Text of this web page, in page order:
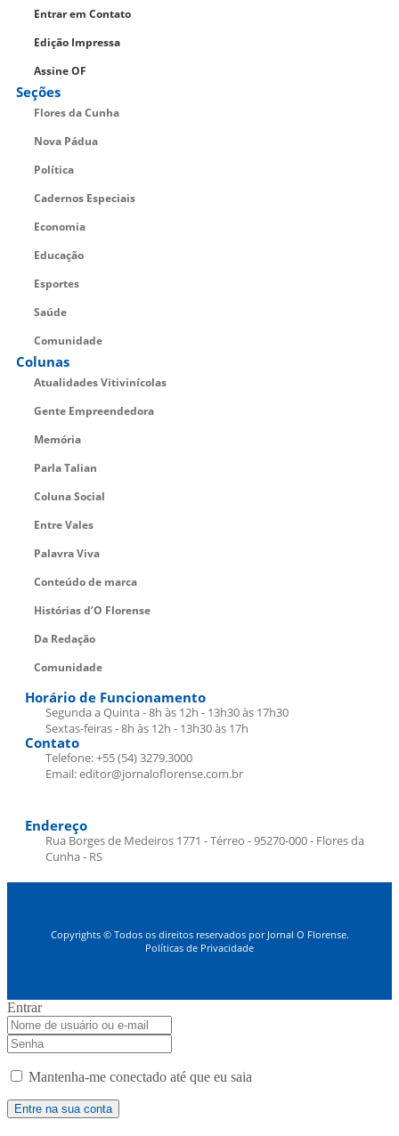
Entrar em Contato
Edição Impressa
Assine OF
Seções
Flores da Cunha
Nova Pádua
Política
Cadernos Especiais
Economia
Educação
Esportes
Saúde
Comunidade
Colunas
Atualidades Vitivinícolas
Gente Empreendedora
Memória
Parla Talian
Coluna Social
Entre Vales
Palavra Viva
Conteúdo de marca
Histórias d’O Florense
Da Redação
Comunidade
Horário de Funcionamento
Segunda a Quinta - 8h às 12h - 13h30 às 17h30
Sextas-feiras - 8h às 12h - 13h30 às 17h
Contato
Telefone: +55 (54) 3279.3000
Email: editor@jornaloflorense.com.br
Endereço
Rua Borges de Medeiros 1771 - Térreo - 95270-000 - Flores da
Cunha - RS
Copyrights © Todos os direitos reservados por Jornal O Florense.
Políticas de Privacidade
Entrar
Mantenha-me conectado até que eu saia